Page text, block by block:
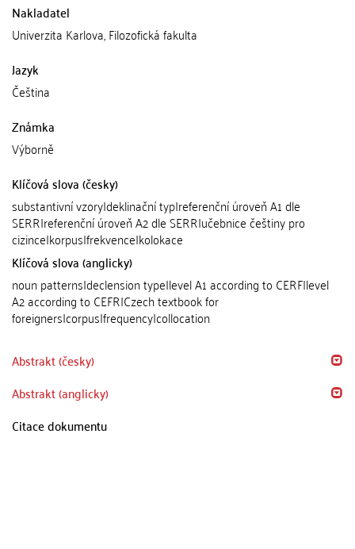
Nakladatel
Univerzita Karlova, Filozofická fakulta
Jazyk
Čeština
Známka
Výborně
Klíčová slova (česky)
substantivní vzory|deklinační typ|referenční úroveň A1 dle
SERR|referenční úroveň A2 dle SERR|učebnice češtiny pro
cizince|korpus|frekvence|kolokace
Klíčová slova (anglicky)
noun patterns|declension type|level A1 according to CERF|level
A2 according to CEFR|Czech textbook for
foreigners|corpus|frequency|collocation
Abstrakt (česky)
Abstrakt (anglicky)
Citace dokumentu